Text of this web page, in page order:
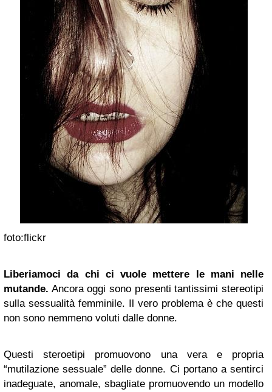
foto:flickr
Liberiamoci da chi ci vuole mettere le mani nelle
mutande. Ancora oggi sono presenti tantissimi stereotipi
sulla sessualità femminile. Il vero problema è che questi
non sono nemmeno voluti dalle donne.
Questi steroetipi promuovono una vera e propria
“mutilazione sessuale” delle donne. Ci portano a sentirci
inadeguate, anomale, sbagliate promuovendo un modello